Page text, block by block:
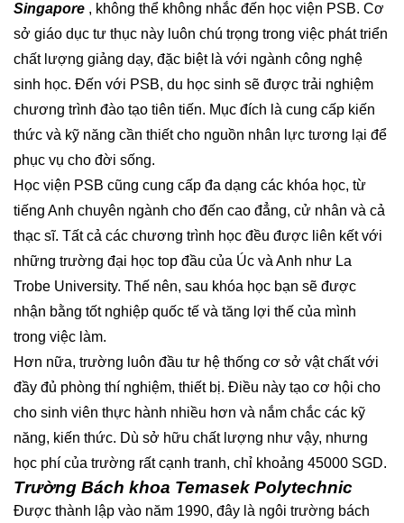
Singapore , không thể không nhắc đến học viện PSB. Cơ
sở giáo dục tư thục này luôn chú trọng trong việc phát triển
chất lượng giảng dạy, đặc biệt là với ngành công nghệ
sinh học. Đến với PSB, du học sinh sẽ được trải nghiệm
chương trình đào tạo tiên tiến. Mục đích là cung cấp kiến
thức và kỹ năng cần thiết cho nguồn nhân lực tương lại để
phục vụ cho đời sống.
Học viện PSB cũng cung cấp đa dạng các khóa học, từ
tiếng Anh chuyên ngành cho đến cao đẳng, cử nhân và cả
thạc sĩ. Tất cả các chương trình học đều được liên kết với
những trường đại học top đầu của Úc và Anh như La
Trobe University. Thế nên, sau khóa học bạn sẽ được
nhận bằng tốt nghiệp quốc tế và tăng lợi thế của mình
trong việc làm.
Hơn nữa, trường luôn đầu tư hệ thống cơ sở vật chất với
đầy đủ phòng thí nghiệm, thiết bị. Điều này tạo cơ hội cho
cho sinh viên thực hành nhiều hơn và nắm chắc các kỹ
năng, kiến thức. Dù sở hữu chất lượng như vậy, nhưng
học phí của trường rất cạnh tranh, chỉ khoảng 45000 SGD.
Trường Bách khoa Temasek Polytechnic
Được thành lập vào năm 1990, đây là ngôi trường bách